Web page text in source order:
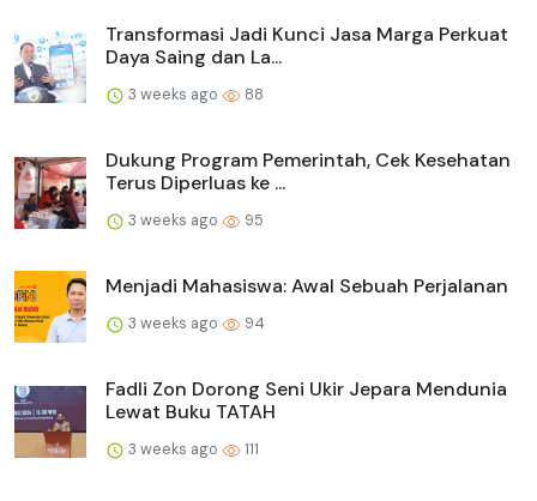
Transformasi Jadi Kunci Jasa Marga Perkuat
Daya Saing dan La...
3 weeks ago 88
Dukung Program Pemerintah, Cek Kesehatan
Terus Diperluas ke ...
3 weeks ago 95
Menjadi Mahasiswa: Awal Sebuah Perjalanan
3 weeks ago 94
Fadli Zon Dorong Seni Ukir Jepara Mendunia
Lewat Buku TATAH
3 weeks ago 111